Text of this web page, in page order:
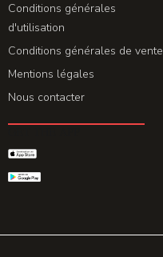
Conditions générales
d'utilisation
Conditions générales de vente
Mentions légales
Nous contacter